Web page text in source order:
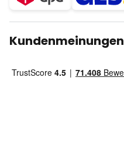
Kundenmeinungen